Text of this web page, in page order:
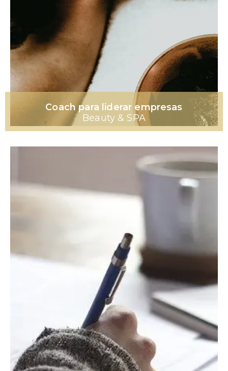
Coach para liderar empresas
Beauty & SPA